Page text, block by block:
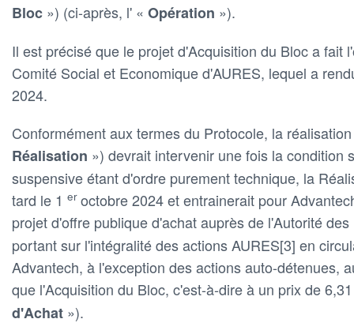
Bloc ») (ci-après, l' « Opération »).
Il est précisé que le projet d'Acquisition du Bloc a fait
Comité Social et Economique d'AURES, lequel a
2024.
Conformément aux termes du Protocole, la
Réalisation ») devrait intervenir une fois la condition
suspensive étant d'ordre purement technique, la
tard le 1 er octobre 2024 et entrainerait pour
projet d'offre publique d'achat auprès de l'Autorité
portant sur l'intégralité des actions AURES[3] en
Advantech, à l'exception des actions auto-détenues,
que l'Acquisition du Bloc, c'est-à-dire à un prix de
d'Achat »).